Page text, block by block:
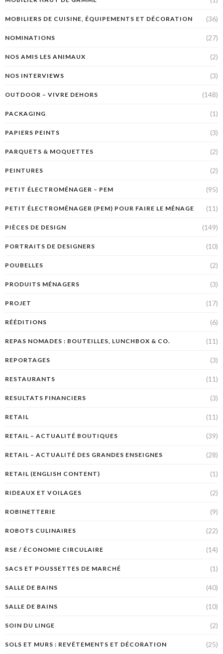
MOBILIERS DE CUISINE, ÉQUIPEMENTS ET DÉCORATION (36)
NOMINATIONS (27)
NOS AMIS LES ANIMAUX (2)
NOS INTERVIEWS (3)
OUTDOOR – VIVRE DEHORS (148)
PACKAGING (1)
PAPIERS PEINTS (3)
PARQUETS & MOQUETTES (2)
PEINTURES (2)
PETIT ÉLECTROMÉNAGER – PEM (95)
PETIT ÉLECTROMÉNAGER (PEM) POUR FAIRE LE MÉNAGE (11)
PIÈCES DE DESIGN (149)
PORTRAITS DE DESIGNERS (10)
POUBELLES (2)
PRODUITS MÉNAGERS (3)
PROJET (17)
RÉÉDITIONS (6)
REPAS NOMADES : BOUTEILLES, LUNCHBOX & CO. (11)
REPORTAGES (3)
RESTAURANTS (11)
RESULTATS FINANCIERS (3)
RETAIL (11)
RETAIL – ACTUALITÉ BOUTIQUES (39)
RETAIL – ACTUALITÉ DES GRANDES ENSEIGNES (28)
RETAIL (ENGLISH CONTENT) (1)
RIDEAUX ET VOILAGES (2)
ROBINETTERIE (9)
ROBOTS CULINAIRES (22)
RSE / ÉCONOMIE CIRCULAIRE (14)
SACS ET POUSSETTES DE MARCHÉ (1)
SALLE DE BAINS (40)
SALLE DE BAINS (10)
SOIN DU LINGE (2)
SOLS ET MURS : REVÊTEMENTS ET DÉCORATION (25)